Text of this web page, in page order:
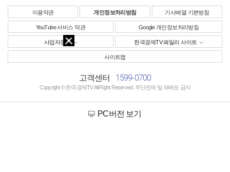
이용약관 개인정보처리방침 기사배열 기본방침
YouTube 서비스 약관 Google 개인정보처리방침
사업자정보 한국경제TV 패밀리 사이트
사이트맵
고객센터 1599-0700
Copyright © 한국경제TV All Right Reserved. 무단전재 및 재배포 금지
PC버전 보기